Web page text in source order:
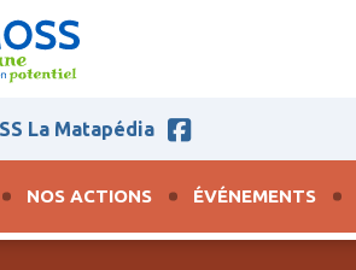
La Matapédia
NOS ACTIONS ÉVÉNEMENTS